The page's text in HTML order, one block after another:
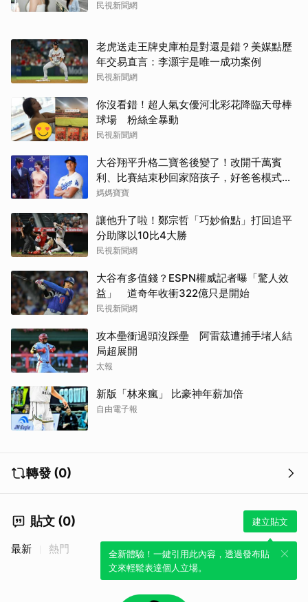
民視新聞網
老虎送走王牌史庫柏是對還是錯？美媒點歷
年交易直言：李灝宇是唯一成功案例
民視新聞網
你沒看錯！超人氣女優河北彩花降臨天母棒
球場 粉絲全暴動
民視新聞網
大谷翔平升格二寶爸後變了！改開千萬賓
利、比賽結束秒回家陪孩子，好爸爸模式全
開
媽媽寶寶
讓他升了啦！鄭宗哲「巧妙偷點」打回追平
分助隊以10比4大勝
民視新聞網
大谷有多值錢？ESPN權威記者曝「驚人效
益」 道奇年收衝322億只是開始
民視新聞網
攻本壘衝過頭沒踩壘 阿雷茲遭捕手堵人結
局超展開
太報
新版「林來瘋」 比豪神年薪加倍
自由電子報
轉發 (0)
貼文 (0) 建立貼文
全新體驗！一鍵引用此內容，透過發布貼
文來輕鬆表達個人立場。
最新 熱門